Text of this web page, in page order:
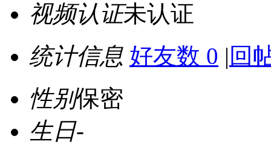
视频认证未认证
统计信息 好友数 0 | 回
性别保密
生日-